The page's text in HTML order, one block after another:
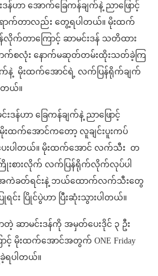
န်ဟာ အောက်ခြေကန်ချက်နဲ့ ညာဖြောင့်
ာက်တာလည်း တွေ့ရပါတယ်။ မိုးထက်
က်တာကြောင့် ဆာမင်းဒန် သတိထား
ာက်စလုံး နောက်မဆုတ်တမ်းထိုးသတ်ခဲ့ကြ
ချက်နဲ့ မိုးထက်အောင်ရဲ့ လက်ပြန်ရိုက်ချက်
တယ်။
န်ဟာ ခြေကန်ချက်နဲ့ ညာဖြောင့်
းထက်အောင်ကတော့ လူချင်းပူးကပ်
းပါတယ်။ မိုးထက်အောင် လက်သီး တ
ြိုးစားလိုက် လက်ပြန်ရိုက်လိုက်လုပ်ပါ
အကဲခတ်ရင်းနဲ့ ဘယ်ထောက်လက်သီးတွေ
း ပြိုင်ပွဲဟာ ပြီးဆုံးသွားပါတယ်။
တဲ့ ဆာမင်းဒန်ကို အမှတ်ပေးဒိုင် ၃ ဦး
င့် မိုးထက်အောင်အတွက် ONE Friday
ခဲ့ရပါတယ်။